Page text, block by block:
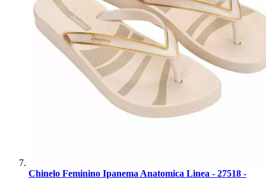
Chinelo Feminino Ipanema Anatomica Linea - 27518 -